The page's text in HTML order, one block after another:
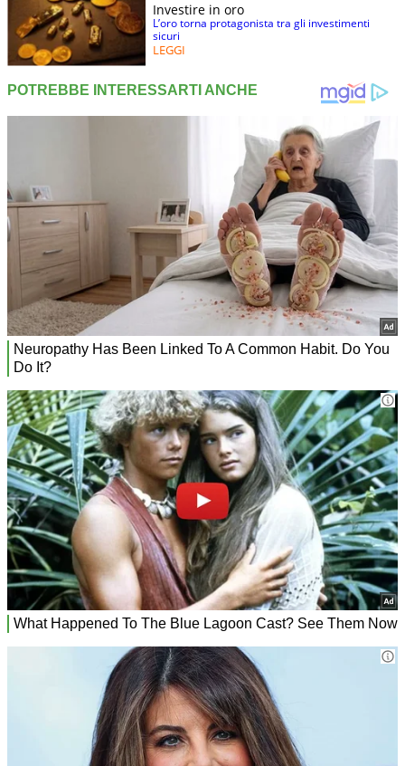
Investire in oro
L’oro torna protagonista tra gli investimenti
sicuri
LEGGI